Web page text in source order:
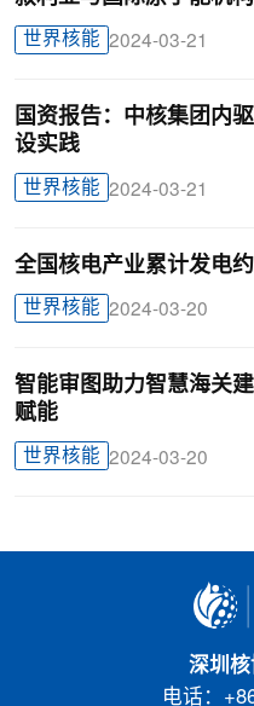
世界核能 2024-03-21
国资报告：中核集团内
设实践
世界核能 2024-03-21
全国核电产业累计发电约
世界核能 2024-03-20
智能审图助力智慧海关
赋能
世界核能 2024-03-20
深圳
电话：